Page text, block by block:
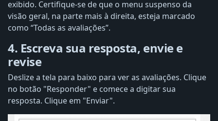
exibido. Certifique-se de que o menu suspenso da
visão geral, na parte mais à direita, esteja marcado
como “Todas as avaliações”.
4. Escreva sua resposta, envie e
revise
Deslize a tela para baixo para ver as avaliações. Clique
no botão "Responder" e comece a digitar sua
resposta. Clique em "Enviar".